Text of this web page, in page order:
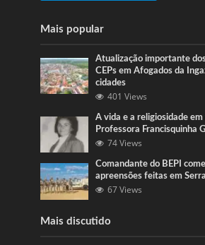
Mais popular
Atualização importante
CEPs em Afogados da
cidades
401 Views
A vida e a religiosidade em
Professora Francisquinha
74 Views
Comandante do BEPI
apreensões feitas em
67 Views
Mais discutido